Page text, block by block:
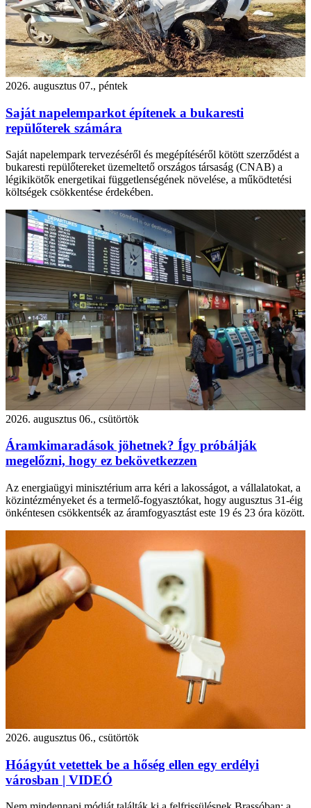
2026. augusztus 07., péntek
Saját napelemparkot építenek a bukaresti
repülőterek számára
Saját napelempark tervezéséről és megépítéséről kötött szerződést a
bukaresti repülőtereket üzemeltető országos társaság (CNAB) a
légikikötők energetikai függetlenségének növelése, a működtetési
költségek csökkentése érdekében.
2026. augusztus 06., csütörtök
Áramkimaradások jöhetnek? Így próbálják
megelőzni, hogy ez bekövetkezzen
Az energiaügyi minisztérium arra kéri a lakosságot, a vállalatokat, a
közintézményeket és a termelő-fogyasztókat, hogy augusztus 31-éig
önkéntesen csökkentsék az áramfogyasztást este 19 és 23 óra között.
2026. augusztus 06., csütörtök
Hóágyút vetettek be a hőség ellen egy erdélyi
városban | VIDEÓ